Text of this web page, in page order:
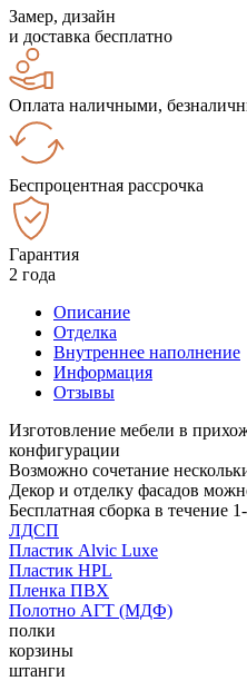
Замер, дизайн
и доставка бесплатно
Оплата наличными,
Беспроцентная рассрочка
Гарантия
2 года
Описание
Отделка
Внутреннее наполнение
Информация
Отзывы
Изготовление мебели в
конфигурации
Возможно сочетание
Декор и отделку фасадов
Бесплатная сборка в течение
ЛДСП
Пластик Alvic Luxe
Пластик HPL
Пленка ПВХ
Полотно АГТ (МДФ)
полки
корзины
штанги